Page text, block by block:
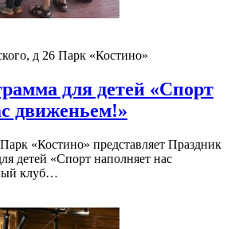
д 26 Парк «Костино»
для детей «Спорт
движеньем!»
«Костино» представляет Праздник
детей «Спорт наполняет нас
клуб…